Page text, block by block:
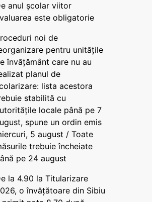
anul școlar viitor
este obligatorie
noi de
pentru unitățile
învățământ care nu au
planul de
lista acestora
stabilită cu
locale până pe 7
spune un ordin emis
5 august / Toate
trebuie încheiate
pe 24 august
la 4.90 la Titularizare
o învățătoare din Sibiu